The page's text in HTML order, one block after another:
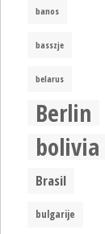
banos
basszje
belarus
Berlin
bolivia
Brasil
bulgarije